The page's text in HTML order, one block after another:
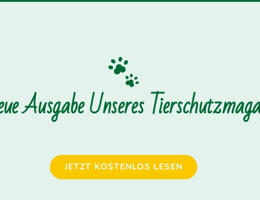
Ausgabe Unseres
JETZT KOSTENLOS LESEN